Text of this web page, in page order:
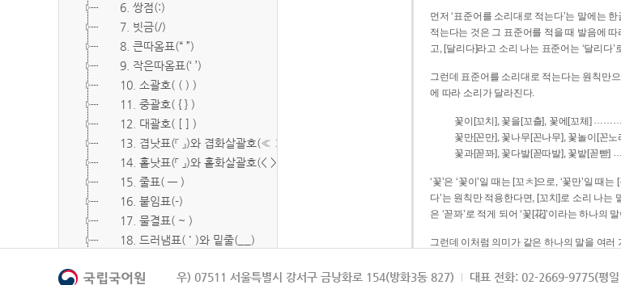
6. 쌍점(:)
7. 빗금(/)
8. 큰따옴표(“ ”)
9. 작은따옴표(‘ ’)
10. 소괄호( ( ) )
11. 중괄호( { } )
12. 대괄호( [ ] )
13. 겹낫표(『 』)와 겹화살괄호(≪ ≫)
14. 홑낫표(「 」)와 홑화살괄호(< >)
15. 줄표( ― )
16. 붙임표(-)
17. 물결표( ~ )
18. 드러냄표( ˙ )와 밑줄(__)
20. 빠짐표( □ )
먼저 ‘표준어를 소리대로 적는다’는 말에는
적는다는 것은 그 표준어를 적을 때 발음에 따라 적는다는 뜻이다. 이를테면 [나무]
고, [달리다]라고 소리 나는 표준어는 ‘달리다’
그런데 표준어를 소리대로 적는다는 원칙만
에 따라 소리가 달라진다.
꽃이[꼬치], 꽃을[꼬츨], 꽃에[꼬체]
꽃만[꼰만], 꽃나무[꼰나무], 꽃놀이[꼰노
꽃과[꼳꽈], 꽃다발[꼳따발], 꽃밭[꼳빧]
‘꽃’은 ‘꽃이’일 때는 [꼬ㅊ]으로, ‘꽃만’일 때
다’는 원칙만 적용한다면, [꼬치]로 소리 나는 말은 ‘꼬치’로, [꼰만]으로 소리 나는 말은 ‘꼰만
은 ‘꼳꽈’로 적게 되어 ‘꽃[花]’이라는 하나의
그런데 이처럼 의미가 같은 하나의 말을 여
되게 적는 것이 의미를 파악하는 데 효과적이
우) 07511 서울특별시 강서구 금낭화로 154(방화3동 827) 대표 전화: 02-2669-9775(평